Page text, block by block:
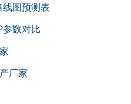
线图预测表
数对比
厂家